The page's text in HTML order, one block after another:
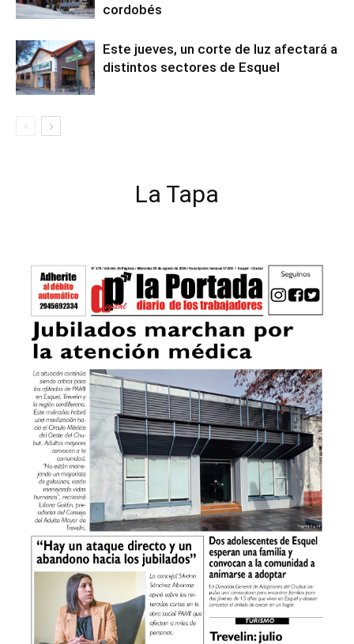
cordobés
Este jueves, un corte de luz afectará a
distintos sectores de Esquel
La Tapa